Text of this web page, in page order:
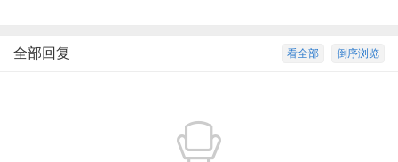
倒序浏览
看全部
全部回复